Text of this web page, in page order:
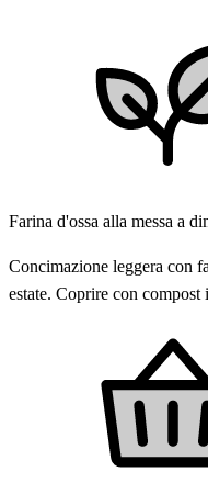
Farina d'ossa alla messa a
Concimazione leggera con
estate. Coprire con